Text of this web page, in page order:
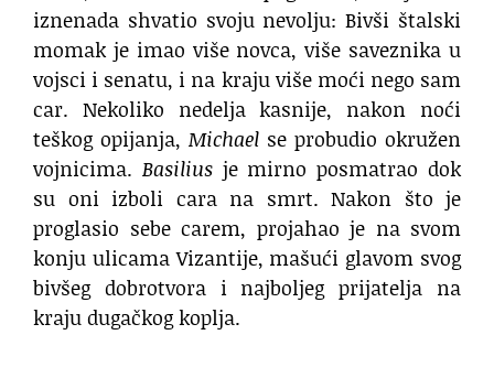
iznenada shvatio svoju nevolju: Bivši štalski
momak je imao više novca, više saveznika u
vojsci i senatu, i na kraju više moći nego sam
car. Nekoliko nedelja kasnije, nakon noći
teškog opijanja, Michael se probudio okružen
vojnicima. Basiliusje mirno posmatrao dok
su oni izboli cara na smrt. Nakon što je
proglasio sebe carem, projahao je na svom
konju ulicama Vizantije, mašući glavom svog
bivšeg dobrotvora i najboljeg prijatelja na
kraju dugačkog koplja.